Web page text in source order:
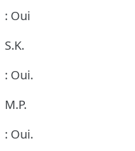
: Oui
S.K.
: Oui.
M.P.
: Oui.